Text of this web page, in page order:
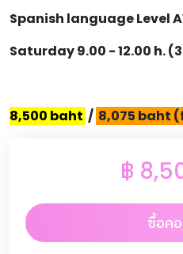
Spanish language Level
Saturday 9.00 - 12.00 h.
8,500 baht / 8,075 baht
฿
ซื้อค